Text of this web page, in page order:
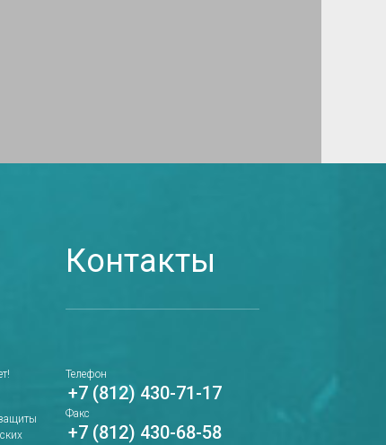
Контакты
Телефон
+7 (812) 430-71-17
Факс
+7 (812) 430-68-58